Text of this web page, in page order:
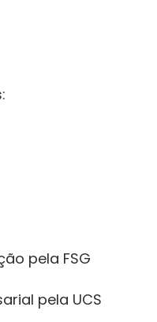
pela FSG
pela UCS